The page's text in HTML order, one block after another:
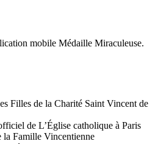
mobile Médaille Miraculeuse.
Filles de la Charité Saint Vincent de
de L’Église catholique à Paris
la Famille Vincentienne